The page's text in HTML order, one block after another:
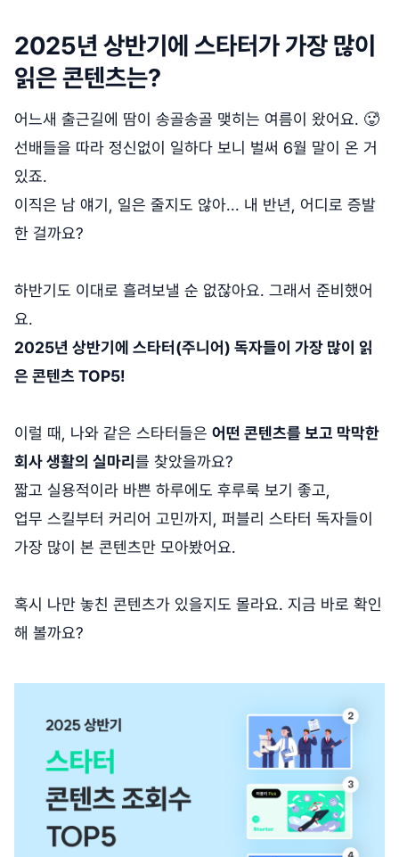
2025년 상반기에 스타터가 가장 많이
읽은 콘텐츠는?
어느새 출근길에 땀이 송골송골 맺히는 여름이 왔어요. 🥵
선배들을 따라 정신없이 일하다 보니 벌써 6월 말이 온 거
있죠.
이직은 남 얘기, 일은 줄지도 않아... 내 반년, 어디로 증발
한 걸까요?
하반기도 이대로 흘려보낼 순 없잖아요. 그래서 준비했어
요.
2025년 상반기에 스타터(주니어) 독자들이 가장 많이 읽
은 콘텐츠 TOP5!
이럴 때, 나와 같은 스타터들은 어떤 콘텐츠를 보고 막막한
회사 생활의 실마리 를 찾았을까요?
짧고 실용적이라 바쁜 하루에도 후루룩 보기 좋고,
업무 스킬부터 커리어 고민까지, 퍼블리 스타터 독자들이
가장 많이 본 콘텐츠만 모아봤어요.
혹시 나만 놓친 콘텐츠가 있을지도 몰라요. 지금 바로 확인
해 볼까요?